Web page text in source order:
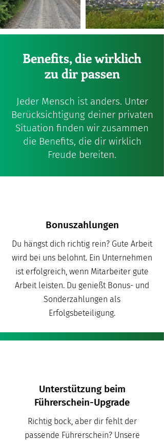
Benefits, die wirklich
zu dir passen
Jeder Mensch ist anders. ​Unter
Berücksichtigung deiner privaten
Situation finden wir zusammen
die Benefits, die dir wirklich
Freude bereiten.
Bonuszahlungen
Du hängst dich richtig rein? Gute Arbeit
wird bei uns belohnt. Ein Unternehmen
ist erfolgreich, wenn Mitarbeiter gute
Arbeit leisten. Du genießt Bonus- und
Sonderzahlungen als
Erfolgsbeteiligung.
Unterstützung beim
Führerschein-Upgrade
Richtig bock, aber dir fehlt der
passende Führerschein? Unsere